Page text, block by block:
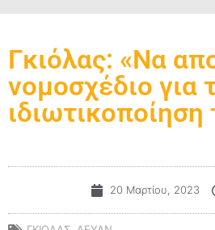
Γκιόλας: «Να
νομοσχέδιο για
ιδιωτικοποίηση
20 Μαρτίου, 2023